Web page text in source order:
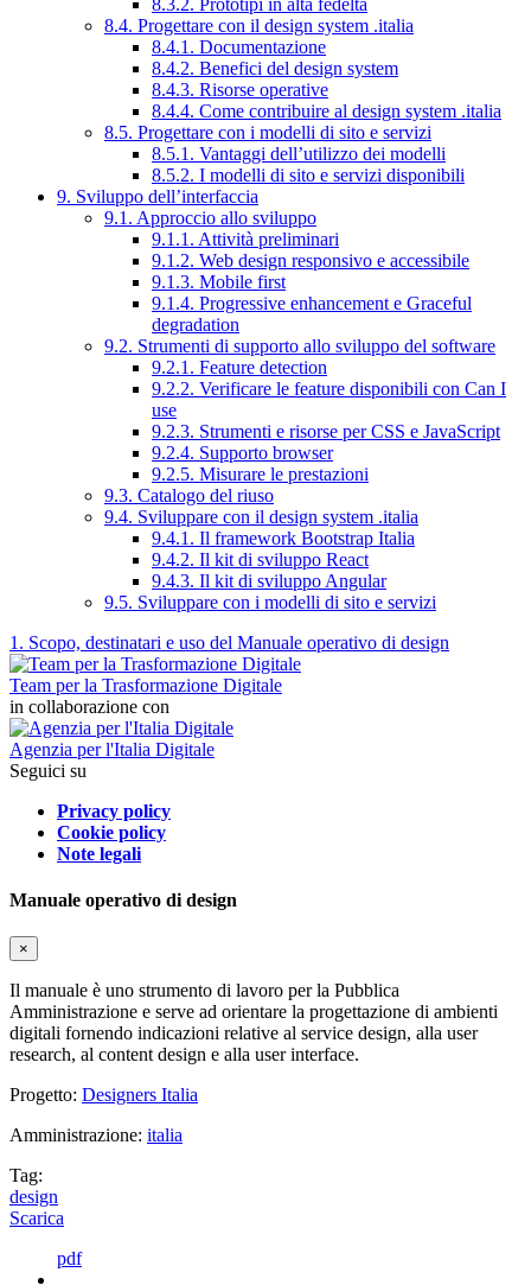
8.4. Progettare con il design system .italia
8.4.1. Documentazione
8.4.2. Benefici del design system
8.4.3. Risorse operative
8.4.4. Come contribuire al design system .italia
8.5. Progettare con i modelli di sito e servizi
8.5.1. Vantaggi dell’utilizzo dei modelli
8.5.2. I modelli di sito e servizi disponibili
9. Sviluppo dell’interfaccia
9.1. Approccio allo sviluppo
9.1.1. Attività preliminari
9.1.2. Web design responsivo e accessibile
9.1.3. Mobile first
9.1.4. Progressive enhancement e Graceful
degradation
9.2. Strumenti di supporto allo sviluppo del software
9.2.1. Feature detection
9.2.2. Verificare le feature disponibili con Can I
use
9.2.3. Strumenti e risorse per CSS e JavaScript
9.2.4. Supporto browser
9.2.5. Misurare le prestazioni
9.3. Catalogo del riuso
9.4. Sviluppare con il design system .italia
9.4.1. Il framework Bootstrap Italia
9.4.2. Il kit di sviluppo React
9.4.3. Il kit di sviluppo Angular
9.5. Sviluppare con i modelli di sito e servizi
1. Scopo, destinatari e uso del Manuale operativo di design
Team per la Trasformazione Digitale
in collaborazione con
Agenzia per l'Italia Digitale
Seguici su
Privacy policy
Cookie policy
Note legali
Manuale operativo di design
×
Il manuale è uno strumento di lavoro per la Pubblica
Amministrazione e serve ad orientare la progettazione di ambienti
digitali fornendo indicazioni relative al service design, alla user
research, al content design e alla user interface.
Progetto: Designers Italia
Amministrazione: italia
Tag:
design
Scarica
pdf